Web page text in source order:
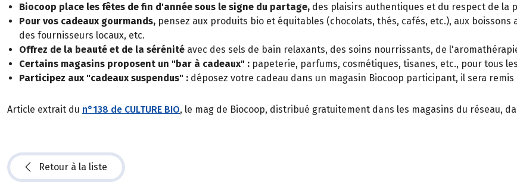
Biocoop place les fêtes de fin d'année sous le signe du partage, des plaisirs authentiques et du respect de la
Pour vos cadeaux gourmands, pensez aux produits bio et équitables (chocolats, thés, cafés, etc.), aux
des fournisseurs locaux, etc.
Offrez de la beauté et de la sérénité avec des sels de bain relaxants, des soins nourrissants, de
Certains magasins proposent un "bar à cadeaux" : papeterie, parfums, cosmétiques, tisanes, etc., pour tous
Participez aux "cadeaux suspendus" : déposez votre cadeau dans un magasin Biocoop participant, il sera
Article extrait du n°138 de CULTURE BIO, le mag de Biocoop, distribué gratuitement dans les magasins du réseau,
Retour à la liste